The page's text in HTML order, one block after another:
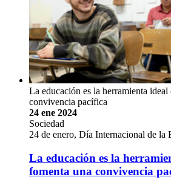
La educación es la herramienta ideal
convivencia pacífica
24 ene 2024
Sociedad
24 de enero, Día Internacional de la
La educación es la
fomenta una convivencia